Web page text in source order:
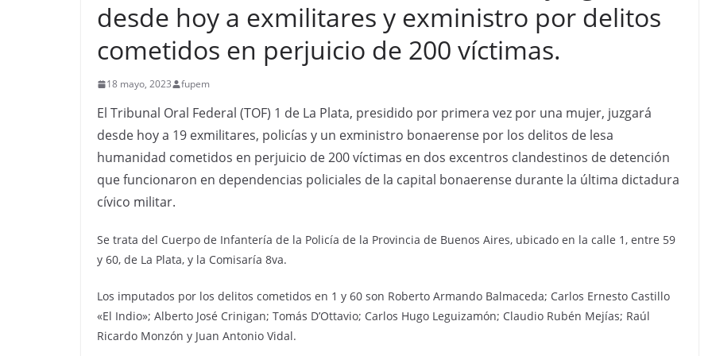
desde hoy a exmilitares y exministro por delitos
cometidos en perjuicio de 200 víctimas.
18 mayo, 2023 fupem
El Tribunal Oral Federal (TOF) 1 de La Plata, presidido por primera vez por una mujer, juzgará
desde hoy a 19 exmilitares, policías y un exministro bonaerense por los delitos de lesa
humanidad cometidos en perjuicio de 200 víctimas en dos excentros clandestinos de detención
que funcionaron en dependencias policiales de la capital bonaerense durante la última dictadura
cívico militar.
Se trata del Cuerpo de Infantería de la Policía de la Provincia de Buenos Aires, ubicado en la calle 1, entre 59
y 60, de La Plata, y la Comisaría 8va.
Los imputados por los delitos cometidos en 1 y 60 son Roberto Armando Balmaceda; Carlos Ernesto Castillo
«El Indio»; Alberto José Crinigan; Tomás D’Ottavio; Carlos Hugo Leguizamón; Claudio Rubén Mejías; Raúl
Ricardo Monzón y Juan Antonio Vidal.